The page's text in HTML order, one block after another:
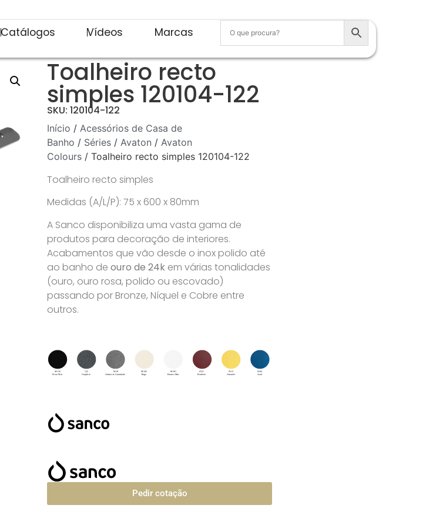
Catálogos Vídeos Marcas
Toalheiro recto
simples 120104-122
SKU: 120104-122
Início / Acessórios de Casa de
Banho / Séries/ Avaton / Avaton
Colours/ Toalheiro recto simples 120104-122
Toalheiro recto simples
Medidas (A/L/P): 75 x 600 x 80mm
A Sanco disponibiliza uma vasta gama de
produtos para decoração de interiores.
Acabamentos que vão desde o inox polido até
ao banho de ouro de 24kem várias tonalidades
(ouro, ouro rosa, polido ou escovado)
passando por Bronze, Níquel e Cobre entre
outros.
Pedir cotação